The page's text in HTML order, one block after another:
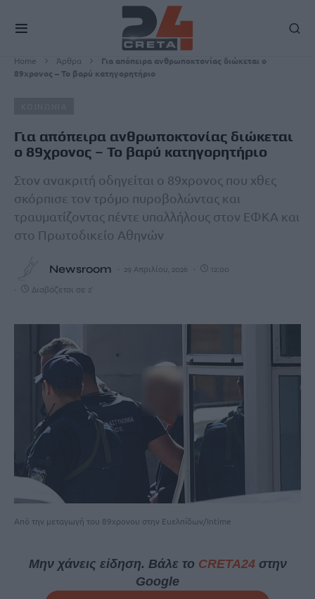
Home Άρθρα
Για απόπειρα ανθρωποκτονίας διώκεται ο
89χρονος – Το βαρύ κατηγορητήριο
Για απόπειρα ανθρωποκτονίας διώκεται
ο 89χρονος – Το βαρύ κατηγορητήριο
Στον ανακριτή οδηγείται ο 89χρονος που χθες
σκόρπισε τον τρόμο πυροβολώντας και
τραυματίζοντας πέντε υπαλλήλους στον ΕΦΚΑ και
στο Πρωτοδικείο Αθηνών
Newsroom 29 Απριλίου, 2026 12:00
Διαβάζεται σε 2'
Από την μεταγωγή του 89χρονου στην Ευελπίδων/Intime
Μην χάνεις είδηση. Βάλε το CRETA24στην
Google